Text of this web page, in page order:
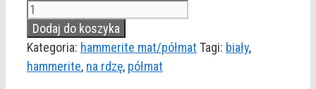
ilość
HAMMERITE
PROSTO
NA
Dodaj do koszyka
Kategoria: hammerite mat/półmat Tagi: biały,
hammerite, na rdzę, półmat